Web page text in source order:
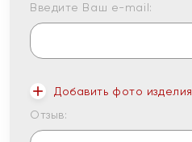
Введите Ваш e-mail:
Добавить фото изделия
Отзыв: